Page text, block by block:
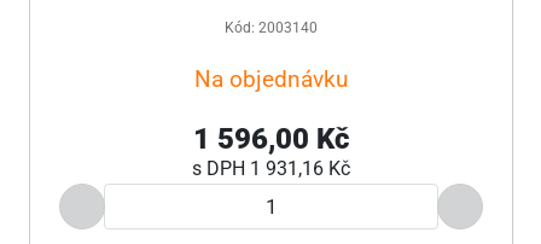
Kód: 2003140
Na objednávku
1 596,00 Kč
s DPH 1 931,16 Kč